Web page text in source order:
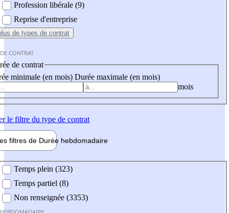
Profession libérale (9)
Reprise d'entreprise
de types de contrat
CONTRAT
de contrat
minimale (en mois) Durée maximale (en mois)
mois
le filtre du type de contrat
filtres de Durée hebdomadaire
Temps plein (323)
Temps partiel (8)
Non renseignée (3353)